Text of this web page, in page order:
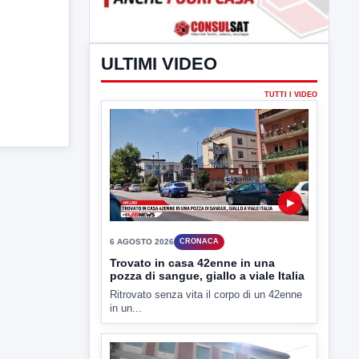
ULTIMI VIDEO
TUTTI I VIDEO
▶
6 AGOSTO 2026 CRONACA
Trovato in casa 42enne in una
pozza di sangue, giallo a viale Italia
Ritrovato senza vita il corpo di un 42enne
in un...